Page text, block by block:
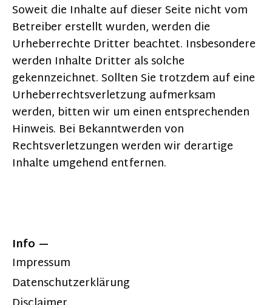
Soweit die Inhalte auf dieser Seite nicht vom
Betreiber erstellt wurden, werden die
Urheberrechte Dritter beachtet. Insbesondere
werden Inhalte Dritter als solche
gekennzeichnet. Sollten Sie trotzdem auf eine
Urheberrechtsverletzung aufmerksam
werden, bitten wir um einen entsprechenden
Hinweis. Bei Bekanntwerden von
Rechtsverletzungen werden wir derartige
Inhalte umgehend entfernen.
Info
Impressum
Datenschutzerklärung